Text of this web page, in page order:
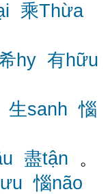
乘Thừa
hy 有hữu
生sanh 惱
盡tận 。
惱não